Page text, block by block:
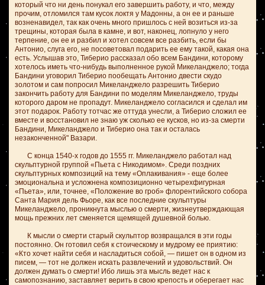
который что ни день понукал его завершить работу, и что, между
прочим, отломился там кусок локтя у Мадонны, а он ее и раньше
возненавидел, так как очень много пришлось с ней возиться из-за
трещины, которая была в камне, и вот, наконец, лопнуло у него
терпение, он ее и разбил и хотел совсем все разбить, если бы
Антонио, слуга его, не посоветовал подарить ее ему такой, какая она
есть. Услышав это, Тиберио рассказал обо всем Бандини, которому
хотелось иметь что-нибудь выполненное рукой Микеланджело; тогда
Бандини уговорил Тиберио пообещать Антонио двести скудо
золотом и сам попросил Микеланджело разрешить Тиберио
закончить работу для Бандини по моделям Микеланджело, труды
которого даром не пропадут. Микеланджело согласился и сделал им
этот подарок. Работу тотчас же оттуда унесли, а Тиберио сложил ее
вместе и восстановил не знаю уж сколько ее кусков, но из-за смерти
Бандини, Микеланджело и Тиберио она так и осталась
незаконченной" Вазари.
С конца 1540-х годов до 1555 гг. Микеланджело работал над
скульптурной группой «Пьета с Никодимом». Среди поздних
скульптурных композиций на тему «Оплакивания» - еще более
эмоциональна и усложнена композиционно четырехфигурная
«Пьета», или, точнее, «Положение во гроб» флорентийского собора
Санта Мария дель Фьоре, как все последние скульптуры
Микеланджело, проникнута мыслью о смерти, жизнеутверждающая
мощь прежних лет сменяется щемящей душевной болью.
К мысли о смерти старый скульптор возвращался в эти годы
постоянно. Он готовил себя к стоическому и мудрому ее приятию:
«Кто хочет найти себя и насладиться собой, — пишет он в одном из
писем, — тот не должен искать развлечений и удовольствий. Он
должен думать о смерти! Ибо лишь эта мысль ведет нас к
самопознанию, заставляет верить в свою крепость и оберегает нас